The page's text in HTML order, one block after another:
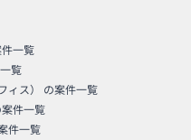
一覧
覧
ス）
の案件一覧
案件一覧
件一覧